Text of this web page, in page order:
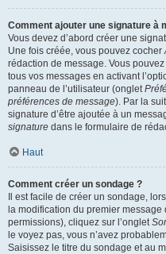
Comment ajouter une signature à
Vous devez d’abord créer une
Une fois créée, vous pouvez cocher
rédaction de message. Vous
tous vos messages en activant
panneau de l’utilisateur (onglet
préférences de message). Par la
signature d’être ajoutée à un
signature dans le formulaire de
Haut
Comment créer un sondage ?
Il est facile de créer un sondage,
la modification du premier message
permissions), cliquez sur l’onglet
le voyez pas, vous n’avez
Saisissez le titre du sondage et au